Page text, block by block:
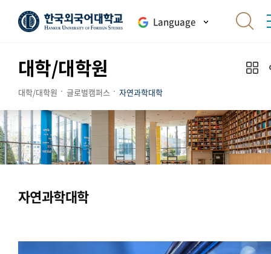
Language
대학/대학원
대학/대학원 글로벌캠퍼스 자연과학대학
자연과학대학